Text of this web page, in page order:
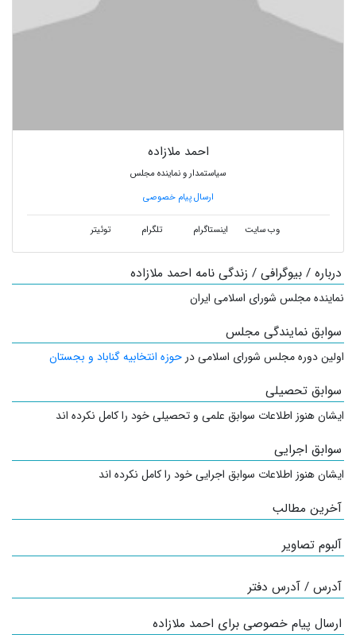
احمد ملازاده
سیاستمدار و نماینده مجلس
ارسال پیام خصوصی
وب سایت اینستاگرام تلگرام توئیتر
درباره / بیوگرافی / زندگی نامه احمد ملازاده
نماینده مجلس شورای اسلامی ایران
سوابق نمایندگی مجلس
اولین دوره مجلس شورای اسلامی در حوزه انتخابیه گناباد و بجستان
سوابق تحصیلی
ایشان هنوز اطلاعات سوابق علمی و تحصیلی خود را کامل نکرده اند
سوابق اجرایی
ایشان هنوز اطلاعات سوابق اجرایی خود را کامل نکرده اند
آخرین مطالب
آلبوم تصاویر
آدرس / آدرس دفتر
ارسال پیام خصوصی برای احمد ملازاده